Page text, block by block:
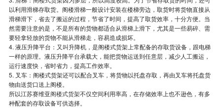
以利用滑梯存取货。阁楼滑梯一般设计安装在楼梯旁边，取货时将货物直接从
滑梯滑下，省去了搬运的过程，节省了时间，提高了取货效率，十分方便。当
然需要注意的是，不是所有的货物都适合从滑梯上滑下，尤其是一些易碎、需
要轻拿轻放的货物不能从滑梯走，容易造成损坏。
4. 液压升降平台：又叫升降机，是阁楼式货架上常配备的存取货设备，跟电梯
一样的原理。液压升降平台承载大，能把货物运送到任意层，减少人工搬运，
运行速度快，省时省力，提高工作效率。
5. 叉车：阁楼式货架还可以配合叉车，将货物以托盘存取，再由叉车将托盘货
物由送货口送上阁楼。
所以江苏赛维亚阁楼式货架不仅空间利用率高，在存储效率上也不逊色，有多
种配套的存取设备可供选择。